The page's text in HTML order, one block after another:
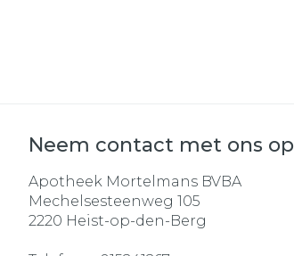
Neem contact met ons op
Apotheek Mortelmans BVBA
Mechelsesteenweg 105
2220 Heist-op-den-Berg